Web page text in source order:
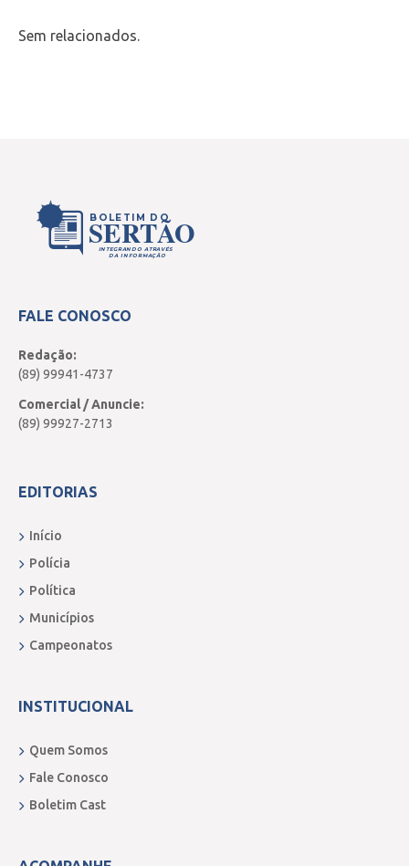
Sem relacionados.
BOLETIM DO
SERTÃO
INTEGRANDO ATRAVÉS
DA INFORMAÇÃO
FALE CONOSCO
Redação:
(89) 99941-4737
Comercial / Anuncie:
(89) 99927-2713
EDITORIAS
Início
Polícia
Política
Municípios
Campeonatos
INSTITUCIONAL
Quem Somos
Fale Conosco
Boletim Cast